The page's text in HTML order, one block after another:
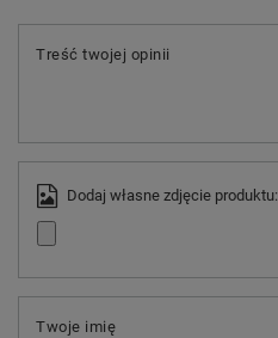
Treść twojej opinii
Dodaj własne zdjęcie produktu:
Twoje imię